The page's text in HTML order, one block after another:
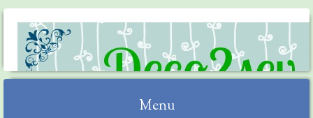
DECO2SEV
Menu